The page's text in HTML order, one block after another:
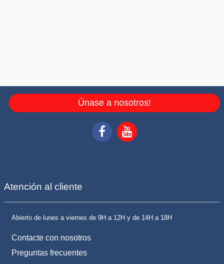
Únase a nosotros!
Atención al cliente
Abierto de lunes a viernes de 9H a 12H y de 14H a 18H
Contacte con nosotros
Preguntas frecuentes